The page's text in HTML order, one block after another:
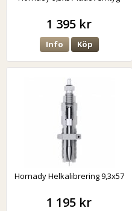
1 395 kr
Info Köp
Hornady Helkalibrering 9,3x57
1 195 kr